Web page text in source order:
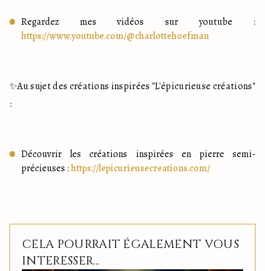
https://www.youtube.com/@charlottehoefman
✨Au sujet des créations inspirées "L'épicurieuse créations"
:
Découvrir les créations inspirées en pierre semi-
précieuses : https://lepicurieusecreations.com/
CELA POURRAIT ÉGALEMENT VOUS
INTERESSER...